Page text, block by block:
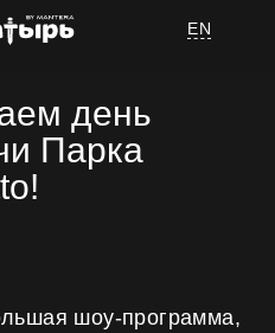
EN
день
Парка
шоу-программа,